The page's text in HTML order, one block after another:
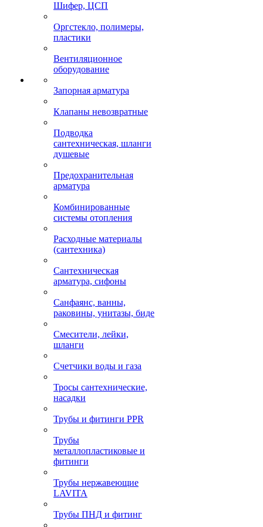
Шифер, ЦСП
Оргстекло, полимеры,
пластики
Вентиляционное
оборудование
Запорная арматура
Клапаны невозвратные
Подводка
сантехническая, шланги
душевые
Предохранительная
арматура
Комбинированные
системы отопления
Расходные материалы
(сантехника)
Сантехническая
арматура, сифоны
Санфаянс, ванны,
раковины, унитазы, биде
Смесители, лейки,
шланги
Счетчики воды и газа
Тросы сантехнические,
насадки
Трубы и фитинги PPR
Трубы
металлопластиковые и
фитинги
Трубы нержавеющие
LAVITA
Трубы ПНД и фитинг